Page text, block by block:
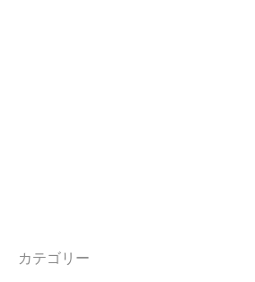
カテゴリー